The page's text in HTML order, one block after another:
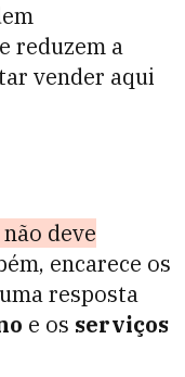
reduzem a
vender aqui
deve
encarece os
resposta
e os serviços